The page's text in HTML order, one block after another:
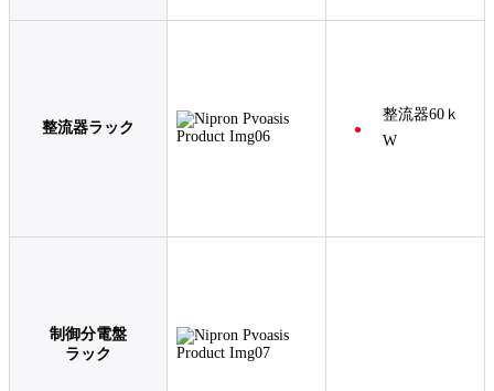
整流器ラック
整流器60ｋ
W
制御分電盤
ラック